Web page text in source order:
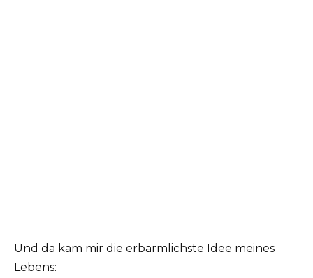
Und da kam mir die erbärmlichste Idee meines
Lebens: